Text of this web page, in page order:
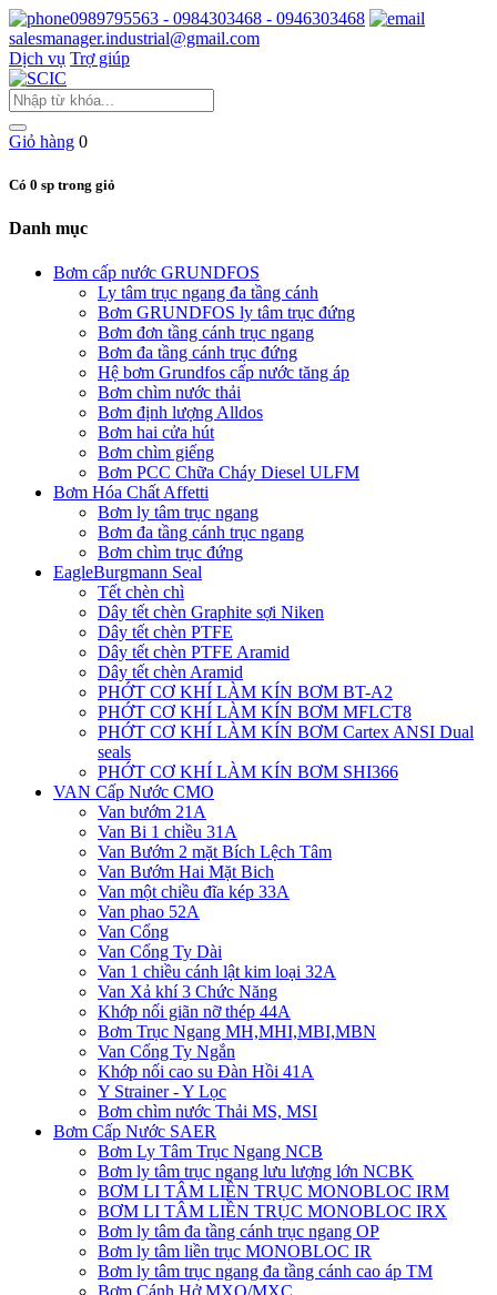
0989795563 - 0984303468 - 0946303468
salesmanager.industrial@gmail.com
Dịch vụ Trợ giúp
Giỏ hàng 0
Có 0 sp trong giỏ
Danh mục
Bơm cấp nước GRUNDFOS
Ly tâm trục ngang đa tầng cánh
Bơm GRUNDFOS ly tâm trục đứng
Bơm đơn tầng cánh trục ngang
Bơm đa tầng cánh trục đứng
Hệ bơm Grundfos cấp nước tăng áp
Bơm chìm nước thải
Bơm định lượng Alldos
Bơm hai cửa hút
Bơm chìm giếng
Bơm PCC Chữa Cháy Diesel ULFM
Bơm Hóa Chất Affetti
Bơm ly tâm trục ngang
Bơm đa tầng cánh trục ngang
Bơm chìm trục đứng
EagleBurgmann Seal
Tết chèn chì
Dây tết chèn Graphite sợi Niken
Dây tết chèn PTFE
Dây tết chèn PTFE Aramid
Dây tết chèn Aramid
PHỚT CƠ KHÍ LÀM KÍN BƠM BT-A2
PHỚT CƠ KHÍ LÀM KÍN BƠM MFLCT8
PHỚT CƠ KHÍ LÀM KÍN BƠM Cartex ANSI Dual
seals
PHỚT CƠ KHÍ LÀM KÍN BƠM SHI366
VAN Cấp Nước CMO
Van bướm 21A
Van Bi 1 chiều 31A
Van Bướm 2 mặt Bích Lệch Tâm
Van Bướm Hai Mặt Bich
Van một chiều đĩa kép 33A
Van phao 52A
Van Cổng
Van Cổng Ty Dài
Van 1 chiều cánh lật kim loại 32A
Van Xả khí 3 Chức Năng
Khớp nối giãn nỡ thép 44A
Bơm Trục Ngang MH,MHI,MBI,MBN
Van Cổng Ty Ngắn
Khớp nối cao su Đàn Hồi 41A
Y Strainer - Y Lọc
Bơm chìm nước Thải MS, MSI
Bơm Cấp Nước SAER
Bơm Ly Tâm Trục Ngang NCB
Bơm ly tâm trục ngang lưu lượng lớn NCBK
BƠM LI TÂM LIỀN TRỤC MONOBLOC IRM
BƠM LI TÂM LIỀN TRỤC MONOBLOC IRX
Bơm ly tâm đa tầng cánh trục ngang OP
Bơm ly tâm liền trục MONOBLOC IR
Bơm ly tâm trục ngang đa tầng cánh cao áp TM
Bơm Cánh Hở MXO/MXC